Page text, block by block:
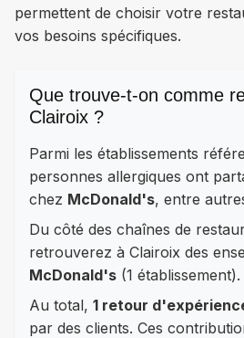
permettent de choisir votre
vos besoins spécifiques.
Que trouve-t-on comme
Clairoix ?
Parmi les établissements
personnes allergiques ont
chez McDonald's, entre
Du côté des chaînes de
retrouverez à Clairoix des
McDonald's (1 établissement).
Au total, 1 retour
par des clients. Ces